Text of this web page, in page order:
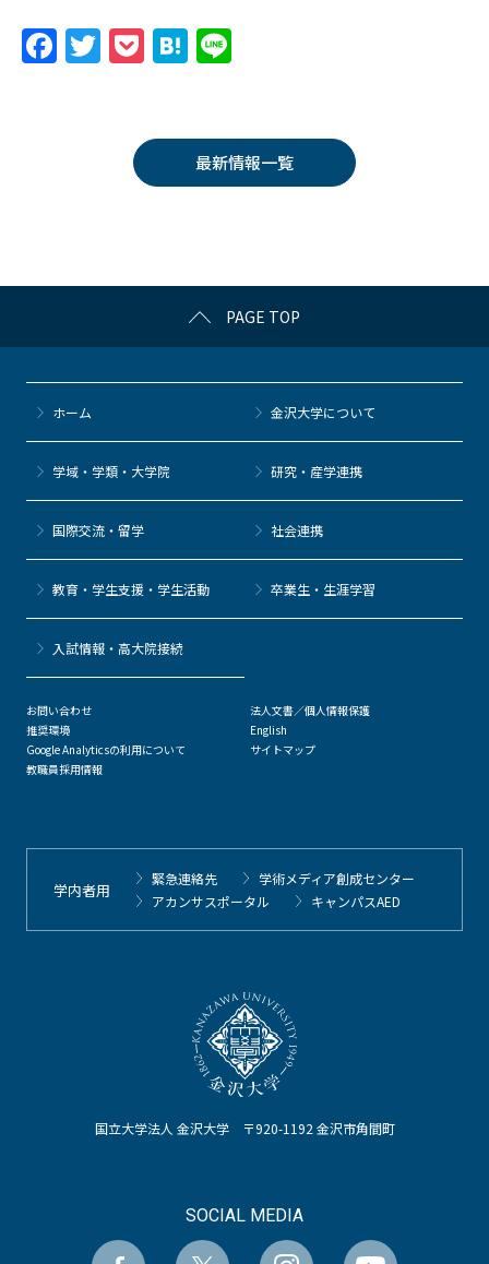
F
k
T
er
P
k
et
H
n
a
最新情報一覧
PAGE TOP
国立大学法人 金沢大学 〒920-1192 金沢市角間町
SOCIAL MEDIA
ホーム 金沢大学について
学域・学類・大学院 研究・産学連携
国際交流・留学 社会連携
教育・学生支援・学生活動 卒業生・生涯学習
⼊試情報・高大院接続
お問い合わせ
推奨環境
Google Analyticsの利用について
教職員採用情報
法人文書／個人情報保護
English
サイトマップ
学内者用
緊急連絡先
学術メディア創成センター
アカンサスポータル
キャンパスAED